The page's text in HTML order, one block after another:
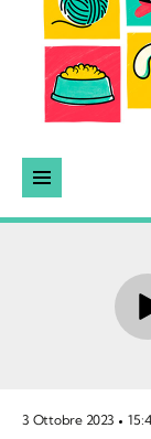
3 Ottobre 2023